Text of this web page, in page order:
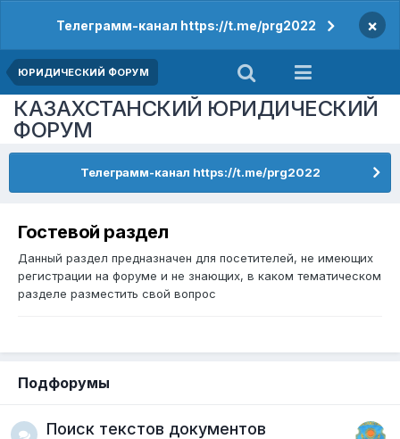
Телеграмм-канал https://t.me/prg2022 ×
ЮРИДИЧЕСКИЙ ФОРУМ
КАЗАХСТАНСКИЙ ЮРИДИЧЕСКИЙ
ФОРУМ
Телеграмм-канал https://t.me/prg2022
Гостевой раздел
Данный раздел предназначен для посетителей, не имеющих
регистрации на форуме и не знающих, в каком тематическом
разделе разместить свой вопрос
Подфорумы
Поиск текстов документов